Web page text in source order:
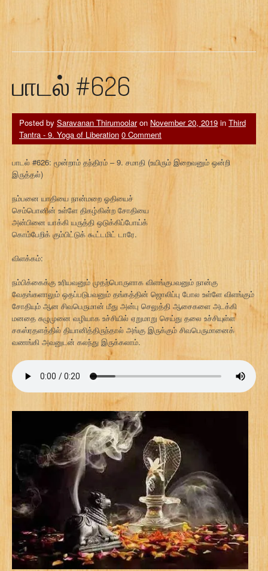
பாடல் #626
Posted by Saravanan Thirumoolaron November 20, 2019 in Third
Tantra - 9. Yoga of Liberation 0 Comment
பாடல் #626: மூன்றாம் தந்திரம் – 9. சமாதி (உயிரும் இறைவனும் ஒன்றி
இருத்தல்)
நம்பனை யாதியை நான்மறை ஓதியைச்
செம்பொனின் உள்ளே திகழ்கின்ற சோதியை
அன்பினை யாக்கி யருத்தி ஒடுக்கிப்போய்க்
கொம்பேறிக் கும்பிட்டுக் கூட்டமிட் டாரே.
விளக்கம்:
நம்பிக்கைக்கு உரியவனும் முதற்பொருளாக விளங்குபவனும் நான்கு
வேதங்களாலும் ஒதப்படுபவனும் தங்கத்தின் ஜொலிப்பு போல உள்ளே விளங்கும்
சோதியும் ஆன சிவபெருமான் மீது அன்பு செலுத்தி ஆசைகளை அடக்கி
மனதை சுழுமுனை வழியாக உச்சியில் ஏறுமாறு செய்து தலை உச்சியுள்ள
சகஸ்ரதளத்தில் தியானித்திருந்தால் அங்கு இருக்கும் சிவபெருமானைக்
வணங்கி அவனுடன் கலந்து இருக்கலாம்.